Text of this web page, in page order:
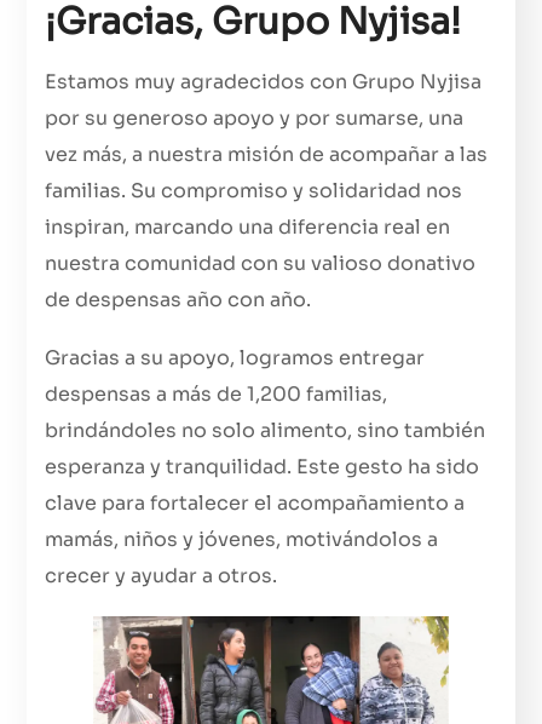
¡Gracias, Grupo Nyjisa!
Estamos muy agradecidos con Grupo Nyjisa
por su generoso apoyo y por sumarse, una
vez más, a nuestra misión de acompañar a las
familias. Su compromiso y solidaridad nos
inspiran, marcando una diferencia real en
nuestra comunidad con su valioso donativo
de despensas año con año.
Gracias a su apoyo, logramos entregar
despensas a más de 1,200 familias,
brindándoles no solo alimento, sino también
esperanza y tranquilidad. Este gesto ha sido
clave para fortalecer el acompañamiento a
mamás, niños y jóvenes, motivándolos a
crecer y ayudar a otros.